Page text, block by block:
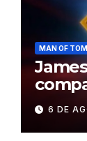
MAN OF
al6 DE